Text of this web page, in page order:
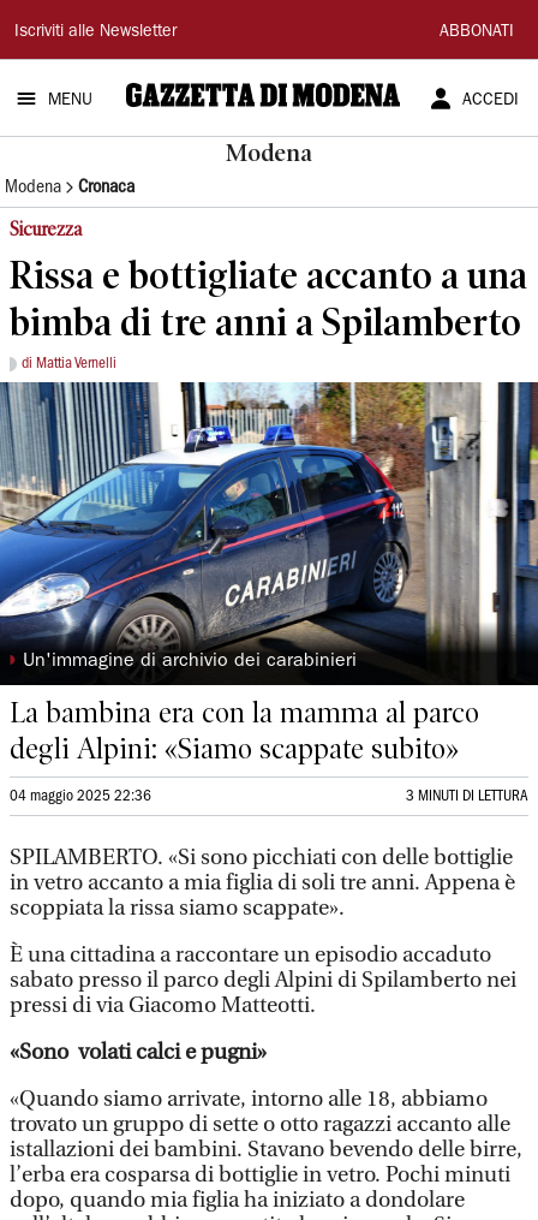
Gazzetta
di
Modena
Iscriviti alle Newsletter ABBONATI
MENU ACCEDI
Modena
Modena Cronaca
Sicurezza
Rissa e bottigliate accanto a una
bimba di tre anni a Spilamberto
di Mattia Vernelli
◗ Un'immagine di archivio dei carabinieri
La bambina era con la mamma al parco
degli Alpini: «Siamo scappate subito»
04 maggio 2025 22:36 3 MINUTI DI LETTURA
SPILAMBERTO. «Si sono picchiati con delle bottiglie
in vetro accanto a mia figlia di soli tre anni. Appena è
scoppiata la rissa siamo scappate».
È una cittadina a raccontare un episodio accaduto
sabato presso il parco degli Alpini di Spilamberto nei
pressi di via Giacomo Matteotti.
«Sono volati calci e pugni»
«Quando siamo arrivate, intorno alle 18, abbiamo
trovato un gruppo di sette o otto ragazzi accanto alle
istallazioni dei bambini. Stavano bevendo delle birre,
l’erba era cosparsa di bottiglie in vetro. Pochi minuti
dopo, quando mia figlia ha iniziato a dondolare